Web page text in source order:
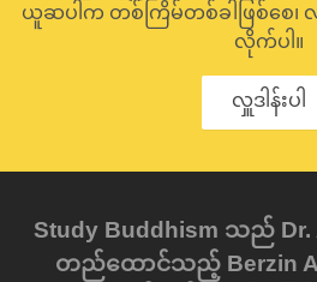
ယူဆပါက တစ်ကြိမ်တစ်ခါဖြစ်စေ၊
လိုက်ပါ။
လှူဒါန်းပါ
Study Buddhism သည် Dr.
တည်ထောင်သည့် Berzin